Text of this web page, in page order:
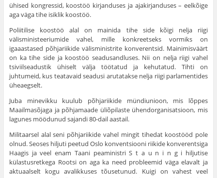
ühised kongressid, koostöö kirjanduses ja ajakirjanduses – eelkõige
aga väga tihe isiklik koostöö.
Poliitilise koostöö alal on mainida tihe side kõigi nelja riigi
välisministeeriumide vahel, mille konkreetseks vormiks on
igaaastased põhjariikide välisministrite konverentsid. Mainimisväärt
on ka tihe side ja koostöö seadusandluses. Nii on nelja riigi vahel
tsiviilseadustik ühiselt välja töötatud ja kehutatud. Tihti on
juhtumeid, kus teatavaid seadusi arutatakse nelja riigi parlamentides
üheaegselt.
Juba minevikku kuulub põhjariikide mündiunioon, mis lõppes
Maailmasõjaga ja põhjamaade üliõpilaste ühendorganisatsioon, mis
lagunes möödunud sajandi 80-dail aastail.
Militaarsel alal seni põhjariikide vahel mingit tihedat koostööd pole
olnud. Seoses hiljuti peetud Oslo konventsiooni riikide konverentsiga
Haagis ja veel enam Taani peaministri S t a u n i n g i hiljutise
külastusretkega Rootsi on aga ka need probleemid väga elavalt ja
aktuaalselt kogu avalikkuses tõusetunud. Kuigi on vahest veel